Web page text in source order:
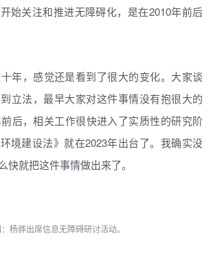
始关注和推进无障碍化，是在2010年前后
年，感觉还是看到了很大的变化。大家谈
立法，最早大家对这件事情没有抱很大的
后，相关工作很快进入了实质性的研究阶
境建设法》就在2023年出台了。我确实没
快就把这件事情做出来了。
杨骅出席信息无障碍研讨活动。